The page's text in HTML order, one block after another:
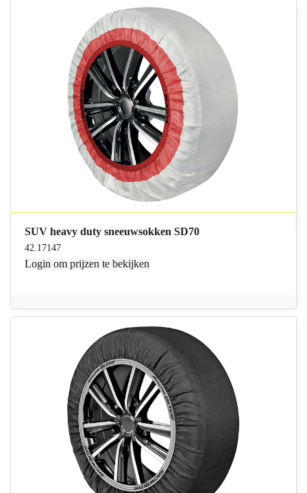
SUV heavy duty sneeuwsokken SD70
42.17147
Login om prijzen te bekijken